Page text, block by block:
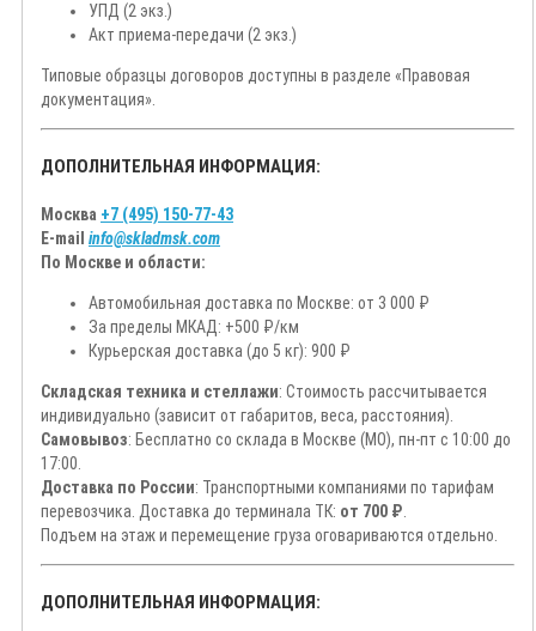
УПД (2 экз.)
Акт приема-передачи (2 экз.)
Типовые образцы договоров доступны в разделе «Правовая
документация».
ДОПОЛНИТЕЛЬНАЯ ИНФОРМАЦИЯ:
Москва +7 (495) 150-77-43
E-mail info@skladmsk.com
По Москве и области:
Автомобильная доставка по Москве: от 3 000 ₽
За пределы МКАД: +500 ₽/км
Курьерская доставка (до 5 кг): 900 ₽
Складская техника и стеллажи: Стоимость рассчитывается
индивидуально (зависит от габаритов, веса, расстояния).
Самовывоз: Бесплатно со склада в Москве (МО), пн-пт с 10:00 до
17:00.
Доставка по России: Транспортными компаниями по тарифам
перевозчика. Доставка до терминала ТК: от 700 ₽
Подъем на этаж и перемещение груза оговариваются отдельно.
ДОПОЛНИТЕЛЬНАЯ ИНФОРМАЦИЯ: